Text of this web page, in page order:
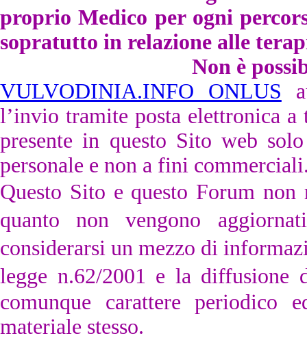
proprio Medico per ogni
sopratutto in relazione alle
Non è
VULVODINIA.INFO ONLUS
l’invio tramite posta elettronica
presente in questo Sito web
personale e non a fini
Questo Sito e questo Forum non
quanto non vengono
considerarsi un mezzo di
legge n.62/2001 e la diffusione
comunque carattere periodico
materiale stesso.